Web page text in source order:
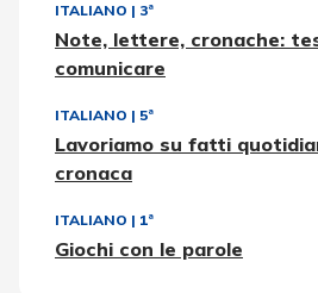
ITALIANO | 3ª
Note, lettere, cronache:
comunicare
ITALIANO | 5ª
Lavoriamo su fatti
cronaca
ITALIANO | 1ª
Giochi con le parole